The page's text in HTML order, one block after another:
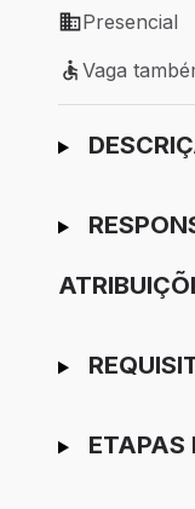
Modelo de
Presencial
Vaga também
Vaga
Ir para
ETAPAS